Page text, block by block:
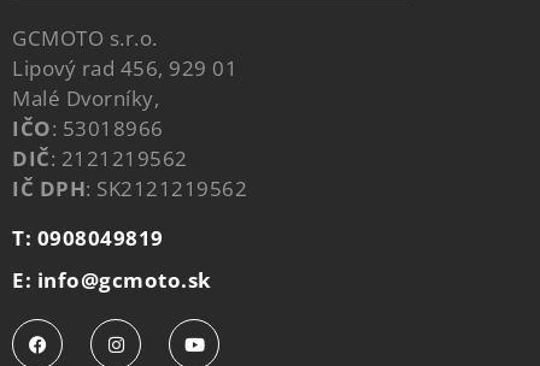
GCMOTO s.r.o.
Lipový rad 456, 929 01
Malé Dvorníky,
IČO: 53018966
DIČ: 2121219562
IČ DPH: SK2121219562
T: 0908049819
E: info@gcmoto.sk